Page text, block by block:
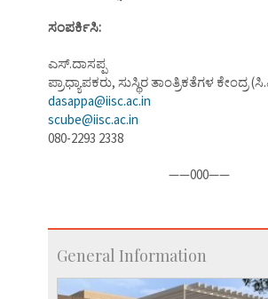
ಸಂಪರ್ಕಿಸಿ:
ಎಸ್.ದಾಸಪ್ಪ
ಪ್ರಾಧ್ಯಾಪಕರು, ಸುಸ್ಥಿರ ತಾಂತ್ರಿಕತೆಗಳ ಕೇಂದ್ರ
dasappa@iisc.ac.in
scube@iisc.ac.in
080-2293 2338
——000——
General Information